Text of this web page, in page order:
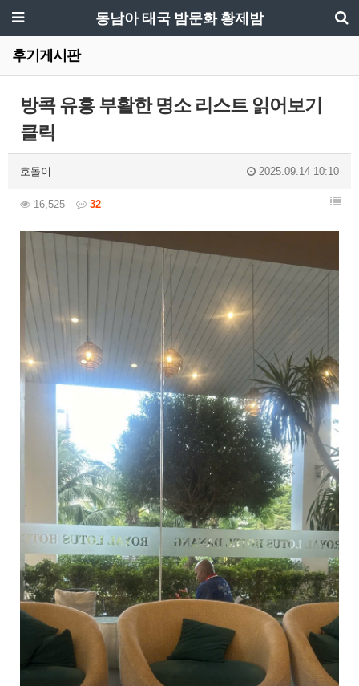
동남아 태국 밤문화 황제밤
후기게시판
방콕 유흥 부활한 명소 리스트 읽어보기
클릭
호돌이 2025.09.14 10:10
16,525 32